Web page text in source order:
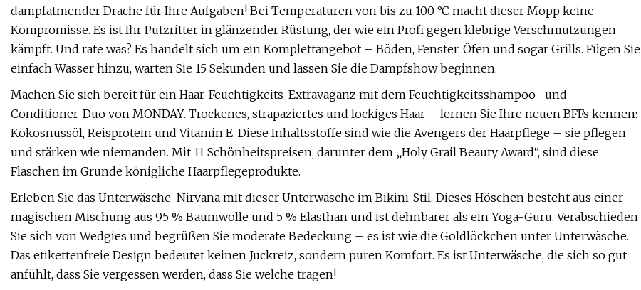
dampfatmender Drache für Ihre Aufgaben! Bei Temperaturen von bis zu 100 °C macht dieser Mopp keine
Kompromisse. Es ist Ihr Putzritter in glänzender Rüstung, der wie ein Profi gegen klebrige Verschmutzungen
kämpft. Und rate was? Es handelt sich um ein Komplettangebot – Böden, Fenster, Öfen und sogar Grills. Fügen Sie
einfach Wasser hinzu, warten Sie 15 Sekunden und lassen Sie die Dampfshow beginnen.
Machen Sie sich bereit für ein Haar-Feuchtigkeits-Extravaganz mit dem Feuchtigkeitsshampoo- und
Conditioner-Duo von MONDAY. Trockenes, strapaziertes und lockiges Haar – lernen Sie Ihre neuen BFFs kennen:
Kokosnussöl, Reisprotein und Vitamin E. Diese Inhaltsstoffe sind wie die Avengers der Haarpflege – sie pflegen
und stärken wie niemanden. Mit 11 Schönheitspreisen, darunter dem „Holy Grail Beauty Award“, sind diese
Flaschen im Grunde königliche Haarpflegeprodukte.
Erleben Sie das Unterwäsche-Nirvana mit dieser Unterwäsche im Bikini-Stil. Dieses Höschen besteht aus einer
magischen Mischung aus 95 % Baumwolle und 5 % Elasthan und ist dehnbarer als ein Yoga-Guru. Verabschieden
Sie sich von Wedgies und begrüßen Sie moderate Bedeckung – es ist wie die Goldlöckchen unter Unterwäsche.
Das etikettenfreie Design bedeutet keinen Juckreiz, sondern puren Komfort. Es ist Unterwäsche, die sich so gut
anfühlt, dass Sie vergessen werden, dass Sie welche tragen!